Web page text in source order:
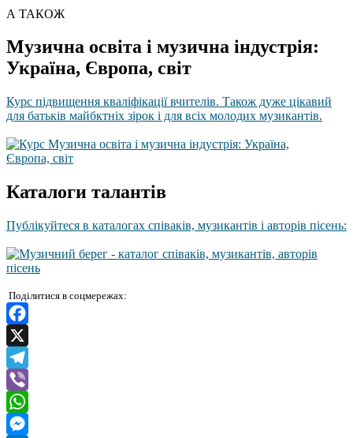
А ТАКОЖ
Музична освіта і музична індустрія:
Україна, Європа, світ
Курс підвищення кваліфікації вчителів. Також дуже цікавий
для батьків майбктніх зірок і для всіх молодих музикантів.
Каталоги талантів
Публікуйтеся в каталогах співаків, музикантів і авторів пісень:
Поділитися в соцмережах:
Facebook
X
Telegram
Viber
WhatsApp